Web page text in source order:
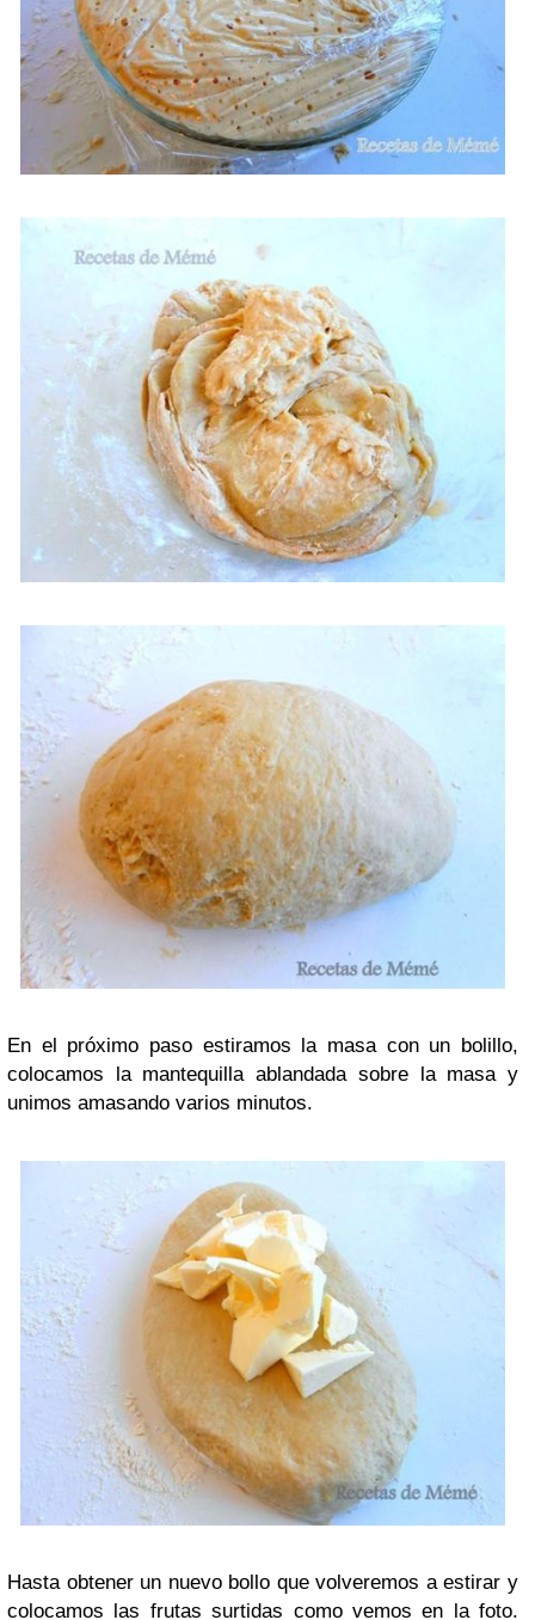
En el próximo paso estiramos la masa con un bolillo,
colocamos la mantequilla ablandada sobre la masa y
unimos amasando varios minutos.
Hasta obtener un nuevo bollo que volveremos a estirar y
colocamos las frutas surtidas como vemos en la foto.